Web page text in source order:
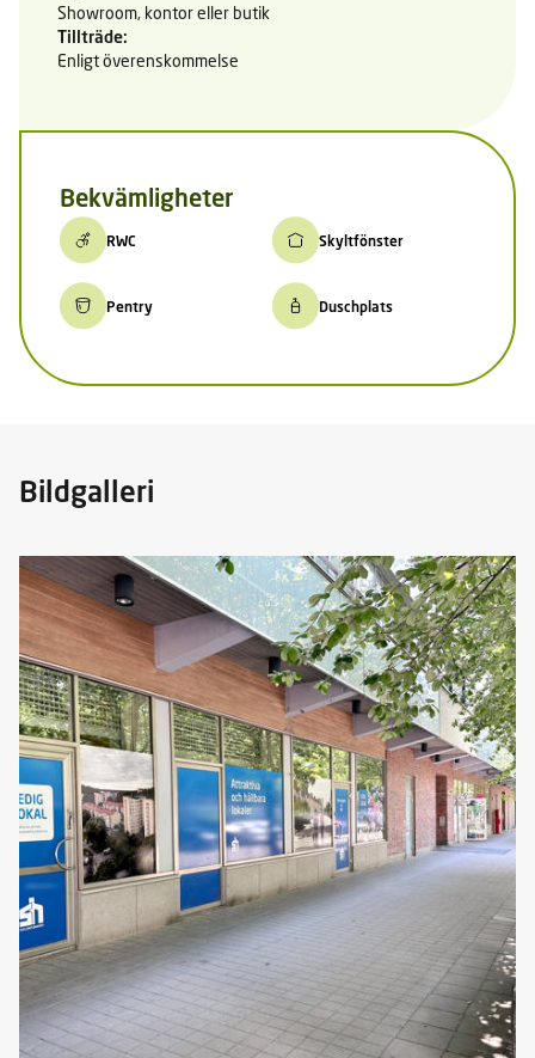
Showroom, kontor eller butik
Tillträde:
Enligt överenskommelse
Bekvämligheter
RWC Skyltfönster
Pentry Duschplats
Bildgalleri